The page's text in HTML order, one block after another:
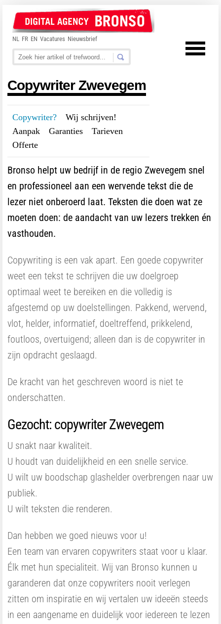
NL FR EN Vacatures Nieuwsbrief
Copywriter Zwevegem
Copywriter? Wij schrijven!
Aanpak
Garanties Tarieven
Offerte
Bronso helpt uw bedrijf in de regio Zwevegem snel
en professioneel aan een wervende tekst die de
lezer niet onberoerd laat. Teksten die doen wat ze
moeten doen: de aandacht van uw lezers trekken én
vasthouden.
Copywriting is een vak apart. Een goede copywriter
weet een tekst te schrijven die uw doelgroep
optimaal weet te bereiken en die volledig is
afgestemd op uw doelstellingen. Pakkend, wervend,
vlot, helder, informatief, doeltreffend, prikkelend,
foutloos, overtuigend; alleen dan is de copywriter in
zijn opdracht geslaagd.
De kracht van het geschreven woord is niet te
onderschatten.
Gezocht: copywriter Zwevegem
U snakt naar kwaliteit.
U houdt van duidelijkheid en een snelle service.
U wilt uw boodschap glashelder overbrengen naar uw
publiek.
U wilt teksten die renderen.
Dan hebben we goed nieuws voor u!
Een team van ervaren copywriters staat voor u klaar.
Élk met hun specialiteit. Wij van Bronso kunnen u
garanderen dat onze copywriters nooit verlegen
zitten om inspiratie en wij vertalen uw ideeën steeds
in een aangename en duidelijk voor iedereen te lezen